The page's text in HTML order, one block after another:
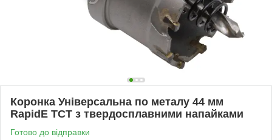
Коронка Універсальна по металу 44 мм
RapidE TCT з твердосплавними напайками
Готово до відправки